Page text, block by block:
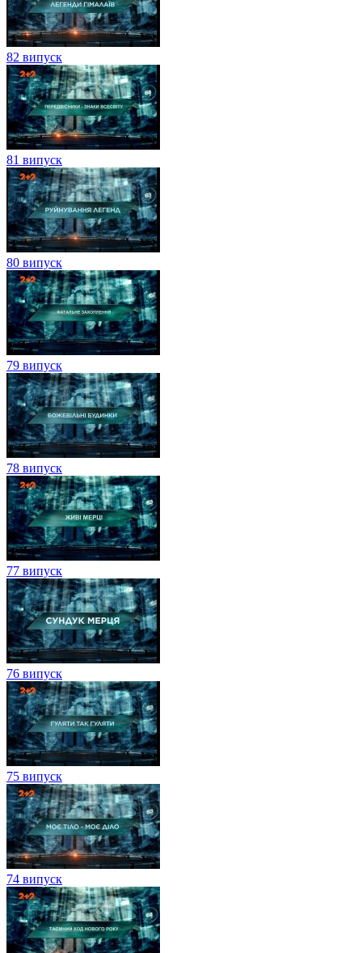
82 випуск
81 випуск
80 випуск
79 випуск
78 випуск
77 випуск
76 випуск
75 випуск
74 випуск